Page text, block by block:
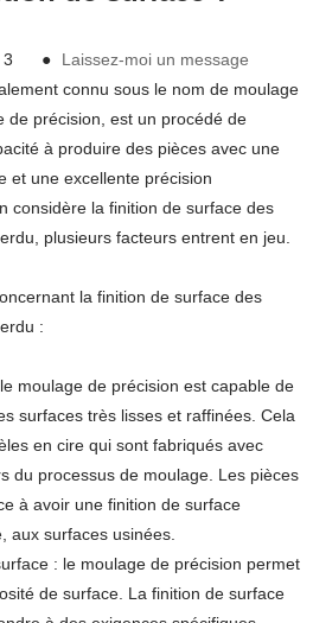
3 ●
Laissez-moi un message
connu sous le nom de moulage
de précision, est un procédé de
à produire des pièces avec une
et une excellente précision
considère la finition de surface des
plusieurs facteurs entrent en jeu.
la finition de surface des
:
moulage de précision est capable de
surfaces très lisses et raffinées. Cela
en cire qui sont fabriqués avec
du processus de moulage. Les pièces
à avoir une finition de surface
aux surfaces usinées.
: le moulage de précision permet
de surface. La finition de surface